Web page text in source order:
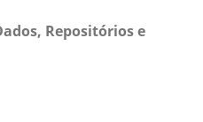
Repositórios e